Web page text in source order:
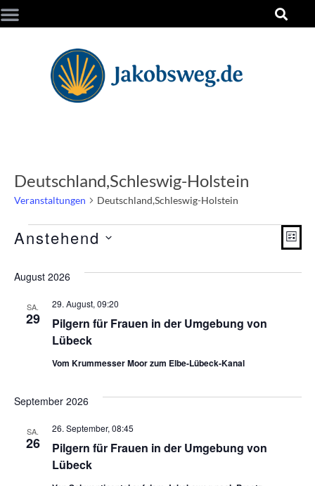
Deutschland,Schleswig-Holstein
Veranstaltungen Deutschland,Schleswig-Holstein
Liste
Anstehend
August 2026
SA.
29
Pilgern für Frauen in der Umgebung von
Lübeck
29. August, 09:20
Vom Krummesser Moor zum Elbe-Lübeck-Kanal
September 2026
SA.
26
Pilgern für Frauen in der Umgebung von
Lübeck
26. September, 08:45